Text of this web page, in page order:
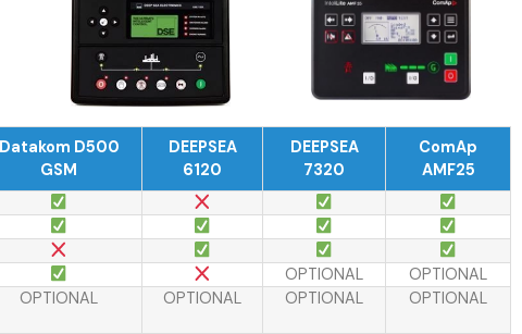
Datakom D500
GSM
DEEPSEA
6120
DEEPSEA
7320
ComAp
AMF25
OPTIONAL
OPTIONAL
OPTIONAL OPTIONAL OPTIONAL OPTIONAL